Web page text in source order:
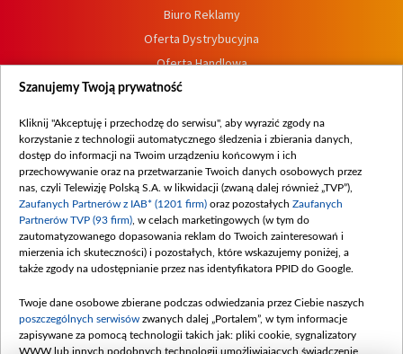
Biuro Reklamy
Oferta Dystrybucyjna
Oferta Handlowa
Dostępność
Procedura zgłoszeń wewnętrznych
Szanujemy Twoją prywatność
Kliknij "Akceptuję i przechodzę do serwisu", aby wyrazić zgody na
korzystanie z technologii automatycznego śledzenia i zbierania danych,
dostęp do informacji na Twoim urządzeniu końcowym i ich
przechowywanie oraz na przetwarzanie Twoich danych osobowych przez
nas, czyli Telewizję Polską S.A. w likwidacji (zwaną dalej również „TVP”),
Zaufanych Partnerów z IAB* (1201 firm) oraz pozostałych Zaufanych
Partnerów TVP (93 firm) , w celach marketingowych (w tym do
zautomatyzowanego dopasowania reklam do Twoich zainteresowań i
mierzenia ich skuteczności) i pozostałych, które wskazujemy poniżej, a
także zgody na udostępnianie przez nas identyfikatora PPID do Google.
Twoje dane osobowe zbierane podczas odwiedzania przez Ciebie naszych
poszczególnych serwisów zwanych dalej „Portalem”, w tym informacje
zapisywane za pomocą technologii takich jak: pliki cookie, sygnalizatory
WWW lub innych podobnych technologii umożliwiających świadczenie